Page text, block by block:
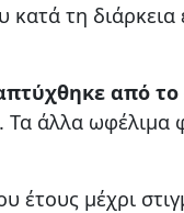
κατά τη
από το
άλλα ωφέλιμα
μέχρι